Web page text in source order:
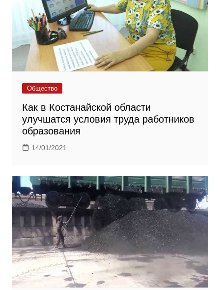
Общество
Как в Костанайской области
улучшатся условия труда работников
образования
14/01/2021